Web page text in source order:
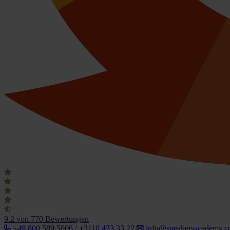
9.2 von 770 Bewertungen
+49 800 589 5006 / +3110 433 33 22